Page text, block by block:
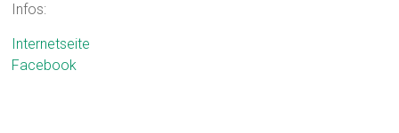
Infos:
Internetseite
Facebook